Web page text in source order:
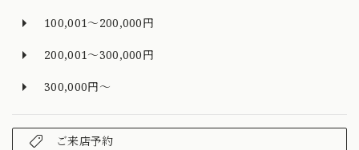
100,001～200,000円
200,001～300,000円
300,000円～
ご来店予約